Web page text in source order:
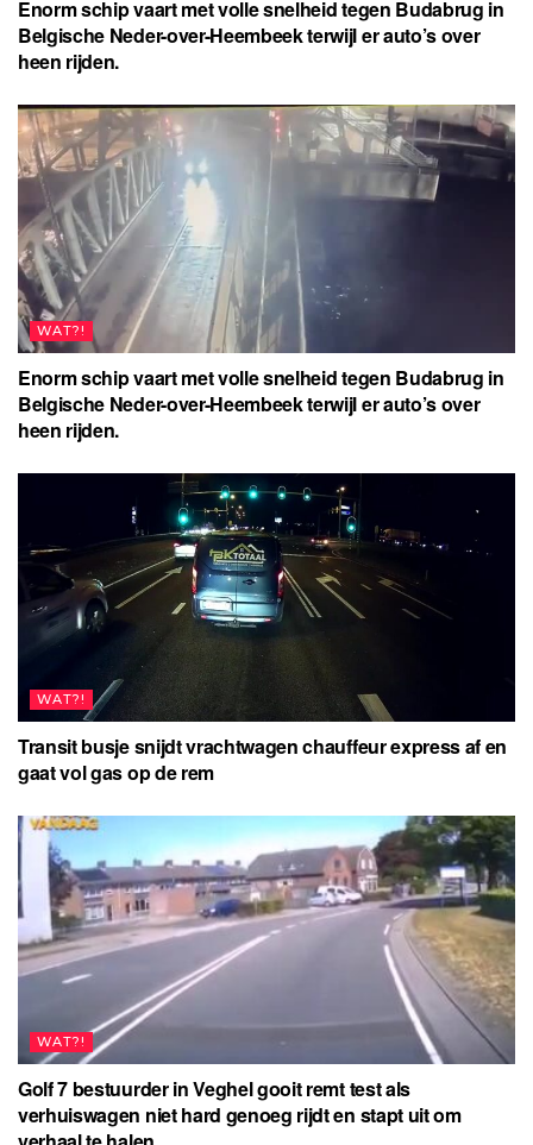
Enorm schip vaart met volle snelheid tegen Budabrug in
Belgische Neder-over-Heembeek terwijl er auto’s over
heen rijden.
WAT?!
Enorm schip vaart met volle snelheid tegen Budabrug in
Belgische Neder-over-Heembeek terwijl er auto’s over
heen rijden.
WAT?!
Transit busje snijdt vrachtwagen chauffeur express af en
gaat vol gas op de rem
WAT?!
Golf 7 bestuurder in Veghel gooit remt test als
verhuiswagen niet hard genoeg rijdt en stapt uit om